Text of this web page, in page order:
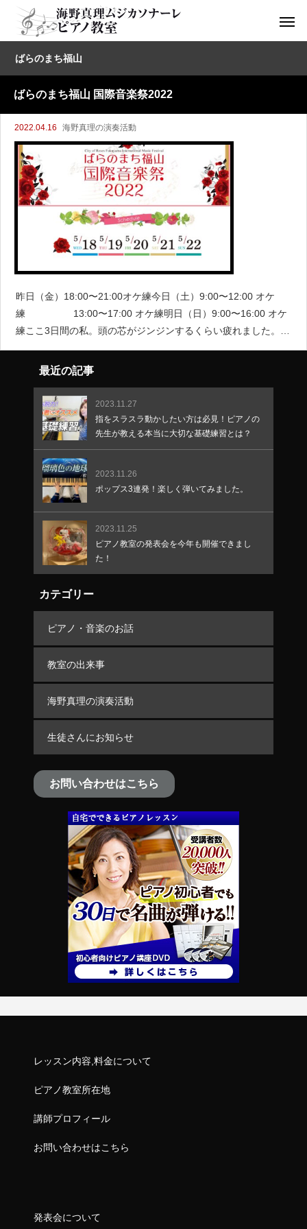
ばらのまち福山
ばらのまち福山 国際音楽祭2022
2022.04.16 海野真理の演奏活動
昨日（金）18:00〜21:00オケ練今日（土）9:00〜12:00 オケ
練 13:00〜17:00 オケ練明日（日）9:00〜16:00 オケ
練ここ3日間の私。頭の芯がジンジンするくらい疲れました。ヴ
ァイオリンを持つ左手が痛い。（無理して弾いているから）肩
もガチガチ（余分な力入れ
最近の記事
2023.11.27
指をスラスラ動かしたい方は必見！ピアノの
先生が教える本当に大切な基礎練習とは？
2023.11.26
ポップス3連発！楽しく弾いてみました。
2023.11.25
ピアノ教室の発表会を今年も開催できまし
た！
カテゴリー
ピアノ・音楽のお話
教室の出来事
海野真理の演奏活動
生徒さんにお知らせ
お問い合わせはこちら
レッスン内容,料金について
ピアノ教室所在地
講師プロフィール
お問い合わせはこちら
発表会について